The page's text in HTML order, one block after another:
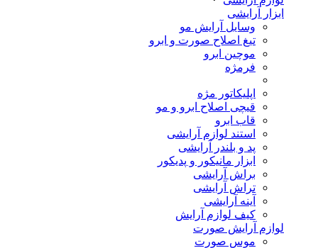
ابزار آرایشی
وسایل آرایش مو
تیغ اصلاح صورت و ابرو
موچین ابرو
فرمژه
اپلیکاتور مژه
قیچی اصلاح ابرو و مو
قاب ابرو
استند لوازم آرایشی
پد و بلندر آرایشی
ابزار مانیکور و پدیکور
براش آرایشی
تراش آرایشی
آینه آرایشی
کیف لوازم آرایش
لوازم آرایش صورت
موس صورت